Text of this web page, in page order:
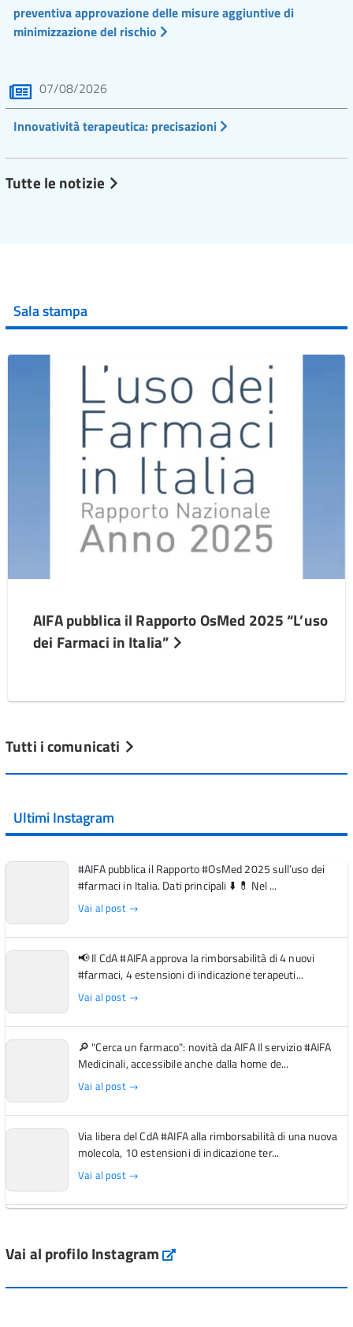
preventiva approvazione delle misure aggiuntive di
minimizzazione del rischio
07/08/2026
Innovatività terapeutica: precisazioni
Tutte le notizie
Sala stampa
AIFA pubblica il Rapporto OsMed 2025 “L’uso
dei Farmaci in Italia”
Tutti i comunicati
Ultimi Instagram
#AIFA pubblica il Rapporto #OsMed 2025 sull’uso dei
#farmaci in Italia. Dati principali ⬇️ 💊 Nel ...
Vai al post →
📢 Il CdA #AIFA approva la rimborsabilità di 4 nuovi
#farmaci, 4 estensioni di indicazione terapeuti...
Vai al post →
🔎 "Cerca un farmaco": novità da AIFA Il servizio #AIFA
Medicinali, accessibile anche dalla home de...
Vai al post →
Via libera del CdA #AIFA alla rimborsabilità di una nuova
molecola, 10 estensioni di indicazione ter...
Vai al post →
Vai al post →
Vai al profilo Instagram Instagram